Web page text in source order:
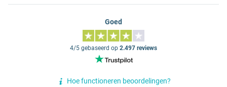
Goed
4/5 gebaseerd op 2.497 reviews
Hoe functioneren beoordelingen?